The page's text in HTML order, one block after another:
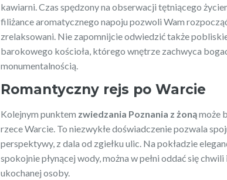
kawiarni. Czas spędzony na obserwacji tętniącego
filiżance aromatycznego napoju pozwoli Wam
zrelaksowani. Nie zapomnijcie odwiedzić także
barokowego kościoła, którego wnętrze zachwyca
monumentalnością.
Romantyczny rejs po Warcie
Kolejnym punktem zwiedzania Poznania z żonąmoże
rzece Warcie. To niezwykłe doświadczenie pozwala
perspektywy, z dala od zgiełku ulic. Na pokładzie
spokojnie płynącej wody, można w pełni oddać się
ukochanej osoby.